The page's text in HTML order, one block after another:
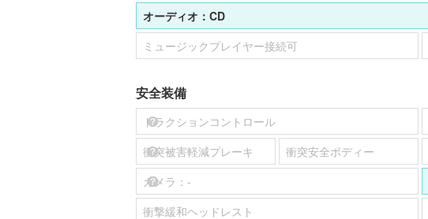
オーディオ： CD
ミュージックプレイヤー接続可
安全装備
トラクションコントロール
衝突被害軽減プレーキ
衝突安全ボディー
カメラ： -
衝撃緩和ヘッドレスト